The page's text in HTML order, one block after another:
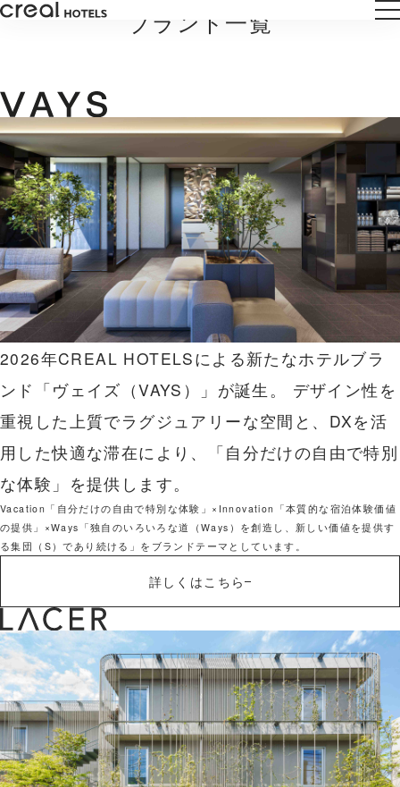
ブランド一覧
2026年CREAL HOTELSによる新たなホテルブラ
ンド「ヴェイズ（VAYS）」が誕生。 デザイン性を
重視した上質でラグジュアリーな空間と、DXを活
用した快適な滞在により、「自分だけの自由で特別
な体験」を提供します。
Vacation「自分だけの自由で特別な体験」×Innovation「本質的な宿泊体験価値
の提供」×Ways「独自のいろいろな道（Ways）を創造し、新しい価値を提供す
る集団（S）であり続ける」をブランドテーマとしています。
詳しくはこちら